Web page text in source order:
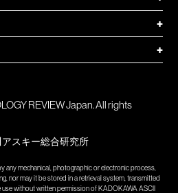
+
+
REVIEW Japan. All rights
スキー総合研究所
any mechanical, photographic or electronic process,
nor may it be stored in a retrieval system, transmitted
without written permission of KADOKAWA ASCII